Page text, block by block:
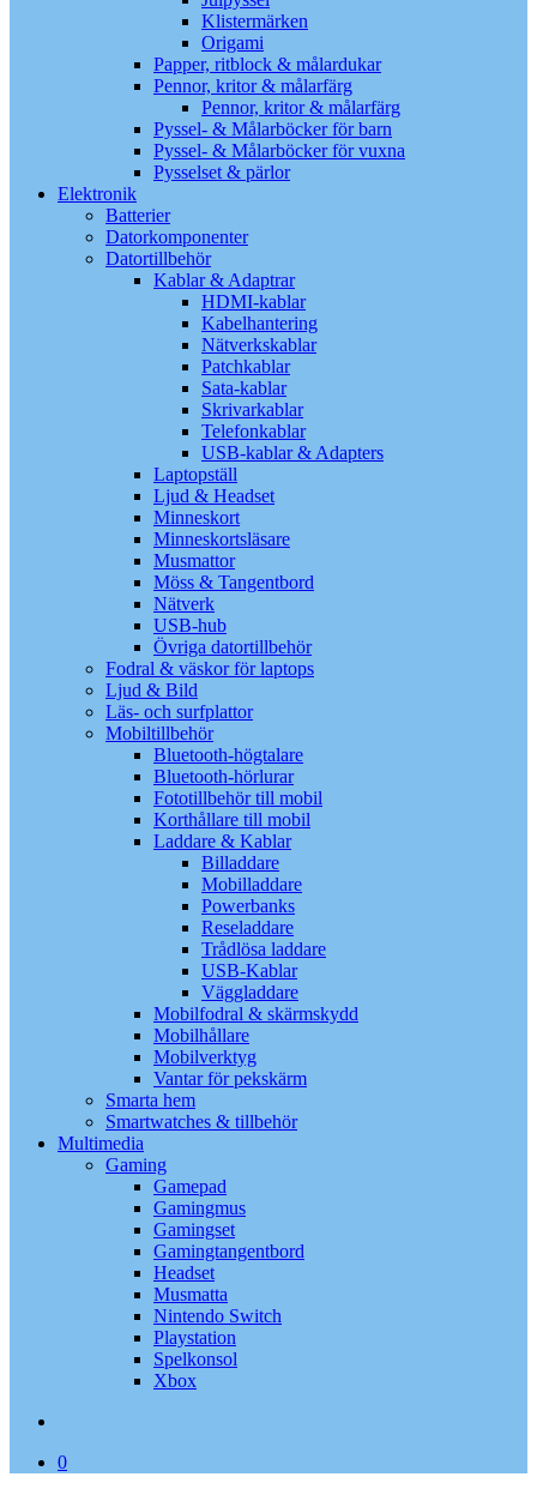
Klistermärken
Origami
Papper, ritblock & målardukar
Pennor, kritor & målarfärg
Pennor, kritor & målarfärg
Pyssel- & Målarböcker för barn
Pyssel- & Målarböcker för vuxna
Pysselset & pärlor
Elektronik
Batterier
Datorkomponenter
Datortillbehör
Kablar & Adaptrar
HDMI-kablar
Kabelhantering
Nätverkskablar
Patchkablar
Sata-kablar
Skrivarkablar
Telefonkablar
USB-kablar & Adapters
Laptopställ
Ljud & Headset
Minneskort
Minneskortsläsare
Musmattor
Möss & Tangentbord
Nätverk
USB-hub
Övriga datortillbehör
Fodral & väskor för laptops
Ljud & Bild
Läs- och surfplattor
Mobiltillbehör
Bluetooth-högtalare
Bluetooth-hörlurar
Fototillbehör till mobil
Korthållare till mobil
Laddare & Kablar
Billaddare
Mobilladdare
Powerbanks
Reseladdare
Trådlösa laddare
USB-Kablar
Väggladdare
Mobilfodral & skärmskydd
Mobilhållare
Mobilverktyg
Vantar för pekskärm
Smarta hem
Smartwatches & tillbehör
Multimedia
Gaming
Gamepad
Gamingmus
Gamingset
Gamingtangentbord
Headset
Musmatta
Nintendo Switch
Playstation
Spelkonsol
Xbox
0